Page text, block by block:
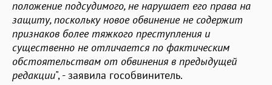
положение подсудимого, не нарушает его права на
защиту, поскольку новое обвинение не содержит
признаков более тяжкого преступления и
существенно не отличается по фактическим
обстоятельствам от обвинения в предыдущей
редакции", - заявила гособвинитель.